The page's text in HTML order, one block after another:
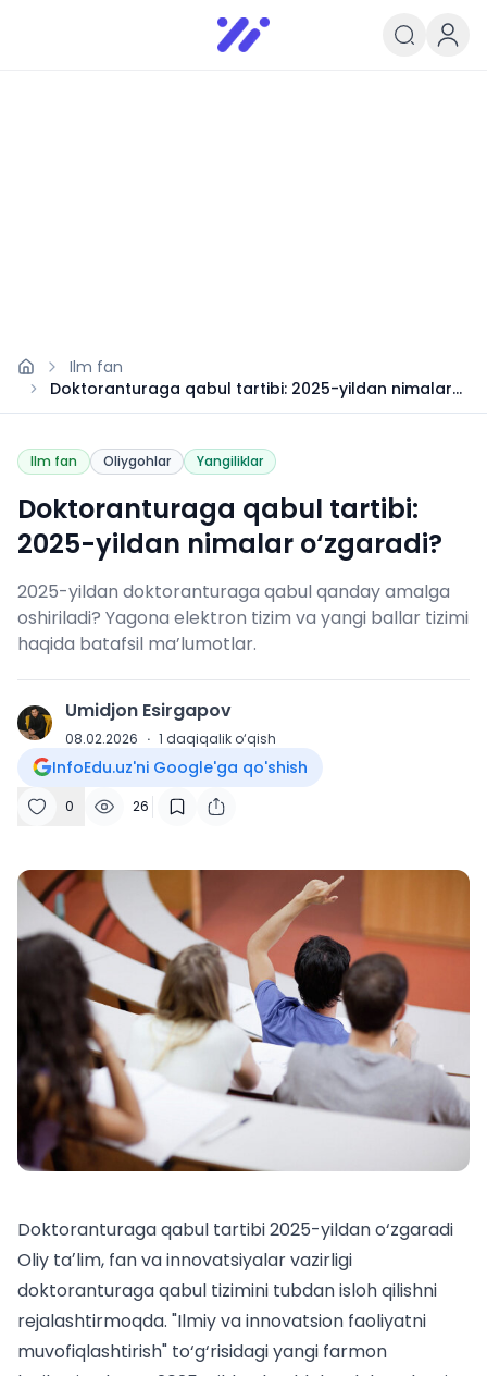
Infoedu
Ta&#039;lim xabarlari va
Ilm fan
Doktoranturaga qabul tartibi: 2025-yildan nimalar
o‘zgaradi?
Ilm fan Oliygohlar Yangiliklar
Doktoranturaga qabul tartibi:
2025-yildan nimalar o‘zgaradi?
2025-yildan doktoranturaga qabul qanday amalga
oshiriladi? Yagona elektron tizim va yangi ballar tizimi
haqida batafsil ma’lumotlar.
U Umidjon Esirgapov
08.02.2026 · 1 daqiqalik o‘qish
InfoEdu.uz'ni Google'ga qo'shish
0 26
Doktoranturaga qabul tartibi 2025-yildan o‘zgaradi
Oliy taʼlim, fan va innovatsiyalar vazirligi
doktoranturaga qabul tizimini tubdan isloh qilishni
rejalashtirmoqda. "Ilmiy va innovatsion faoliyatni
muvofiqlashtirish" to‘g‘risidagi yangi farmon